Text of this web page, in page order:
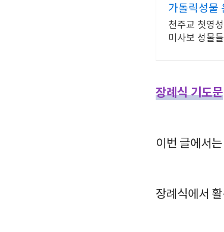
가톨릭성물
천주교 첫영
미사보 성물
장례식 기도문
이번 글에서는
장례식에서